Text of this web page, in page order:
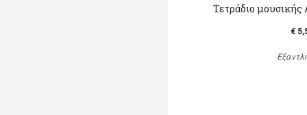
Τετράδιο
€